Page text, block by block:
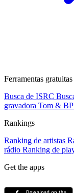
Ferramentas gratuitas
Busca de ISRC
gravadora Tom &
Rankings
Ranking de artistas
rádio Ranking de
Get the apps